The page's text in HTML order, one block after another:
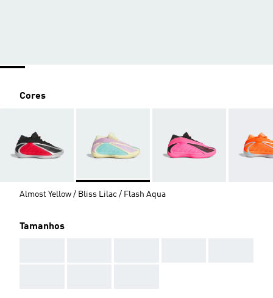
Cores
Almost Yellow / Bliss Lilac / Flash Aqua
Tamanhos